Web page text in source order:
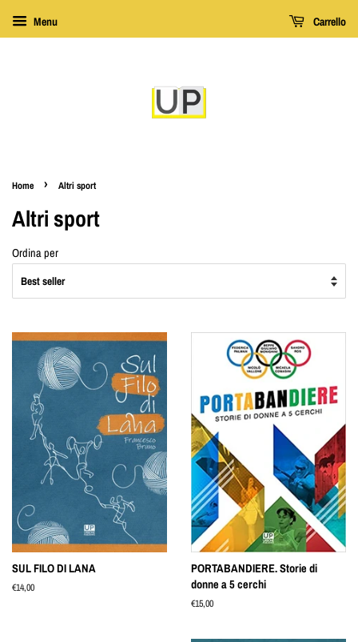
Menu Carrello
Home › Altri sport
Altri sport
Ordina per
SUL FILO DI LANA
Prezzo
€14,00
PORTABANDIERE. Storie di
donne a 5 cerchi
Prezzo
€15,00